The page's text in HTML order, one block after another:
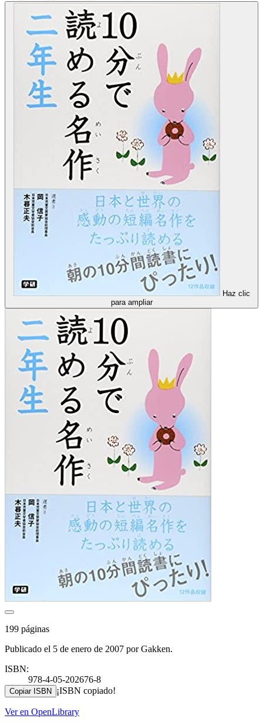
Haz clic
para ampliar
199 páginas
Publicado el 5 de enero de 2007 por Gakken.
ISBN:
978-4-05-202676-8
Copiar ISBN ¡ISBN copiado!
Ver en OpenLibrary